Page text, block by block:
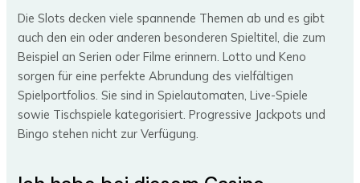
Die Slots decken viele spannende Themen ab und es gibt
auch den ein oder anderen besonderen Spieltitel, die zum
Beispiel an Serien oder Filme erinnern. Lotto und Keno
sorgen für eine perfekte Abrundung des vielfältigen
Spielportfolios. Sie sind in Spielautomaten, Live-Spiele
sowie Tischspiele kategorisiert. Progressive Jackpots und
Bingo stehen nicht zur Verfügung.